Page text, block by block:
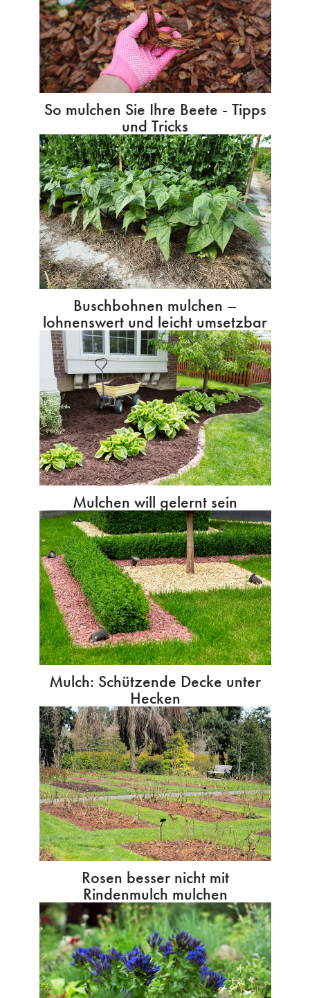
So mulchen Sie Ihre Beete - Tipps
und Tricks
Buschbohnen mulchen –
lohnenswert und leicht umsetzbar
Mulchen will gelernt sein
Mulch: Schützende Decke unter
Hecken
Rosen besser nicht mit
Rindenmulch mulchen